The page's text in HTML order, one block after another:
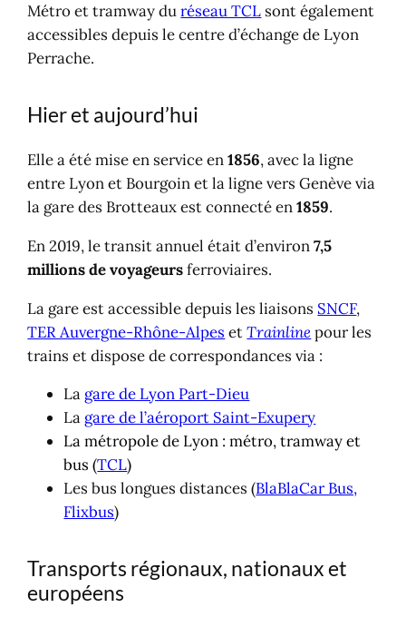
Métro et tramway duréseau TCL sont également
accessibles depuis le centre d’échange de Lyon
Perrache.
Hier et aujourd’hui
Elle a été mise en service en1856, avec la ligne
entre Lyon et Bourgoin et la ligne vers Genève via
la gare des Brotteaux est connecté en1859.
En 2019, le transit annuel était d’environ7,5
millions de voyageursferroviaires.
La gare est accessible depuis les liaisons SNCF,
TER Auvergne-Rhône-Alpes etTrainlinepour les
trains et dispose de correspondances via :
La gare de Lyon Part-Dieu
La gare de l’aéroport Saint-Exupery
La métropole de Lyon : métro, tramway et
bus (TCL)
Les bus longues distances (BlaBlaCar Bus,
Flixbus)
Transports régionaux, nationaux et
européens